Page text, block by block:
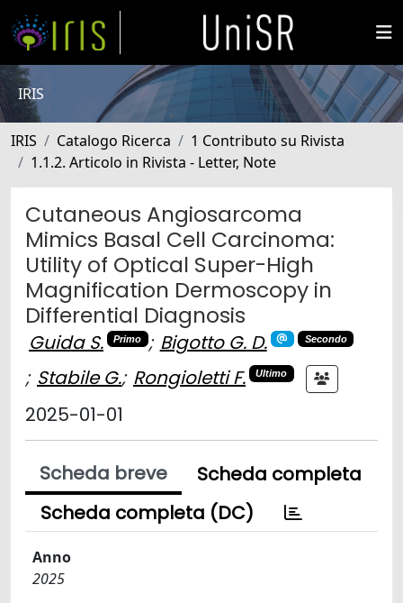
IRIS
IRIS Catalogo Ricerca
1 Contributo su Rivista
1.1.2. Articolo in Rivista - Letter, Note
Cutaneous Angiosarcoma
Mimics Basal Cell Carcinoma:
Utility of Optical Super-High
Magnification Dermoscopy in
Differential Diagnosis
Guida S. Primo ; Bigotto G. D. Secondo
; Stabile G.; Rongioletti F. Ultimo
2025-01-01
Scheda breve
Scheda completa
Scheda completa (DC)
Anno
2025